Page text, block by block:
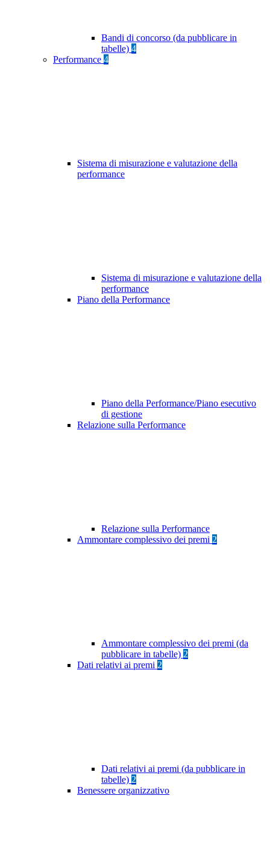
Bandi di concorso (da pubblicare in
tabelle) 4
Performance 4
Sistema di misurazione e valutazione della
performance
Sistema di misurazione e valutazione della
performance
Piano della Performance
Piano della Performance/Piano esecutivo
di gestione
Relazione sulla Performance
Relazione sulla Performance
Ammontare complessivo dei premi 2
Ammontare complessivo dei premi (da
pubblicare in tabelle) 2
Dati relativi ai premi 2
Dati relativi ai premi (da pubblicare in
tabelle) 2
Benessere organizzativo